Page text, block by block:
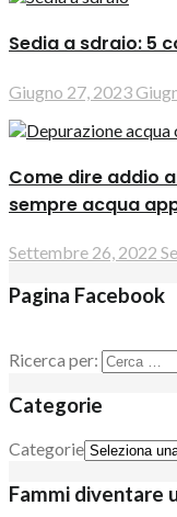
Sedia a sdraio: 5
Giugno 27, 2023
Come dire addio
sempre acqua
Settembre 26, 2022
Pagina Facebook
Ricerca per:
Categorie
Categorie
Fammi diventare